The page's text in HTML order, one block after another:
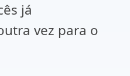
já
vez para o